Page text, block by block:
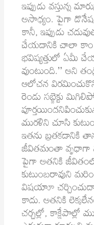
ఇప్పుడు వస్తున్న
అసాధ్యం. పైగా
కానీ, ఇప్పుడు
చేయడానికి చాలా కాం
భవిష్యత్తులో ఏమీ
వుంటుంది.’’ అని
ఆలోచన
రెండు సబ్జెక్టు
మురళిని చూసి
ఇతను బ్రతకడానికి
జీవితమంతా వృధాగా
పైగా అతనికి
కుటుంబరావుని
విషయాూ
కాదు. అతనికి
చర్చల్లో, కాక్షేపాల్లో